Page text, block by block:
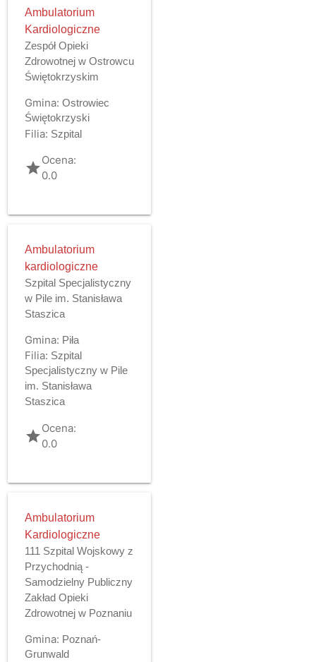
Ambulatorium
Kardiologiczne
Zespół Opieki
Zdrowotnej w Ostrowcu
Świętokrzyskim
Gmina: Ostrowiec
Świętokrzyski
Filia: Szpital
gradeOcena:
0.0
Ambulatorium
kardiologiczne
Szpital Specjalistyczny
w Pile im. Stanisława
Staszica
Gmina: Piła
Filia: Szpital
Specjalistyczny w Pile
im. Stanisława
Staszica
gradeOcena:
0.0
Ambulatorium
Kardiologiczne
111 Szpital Wojskowy z
Przychodnią -
Samodzielny Publiczny
Zakład Opieki
Zdrowotnej w Poznaniu
Gmina: Poznań-
Grunwald